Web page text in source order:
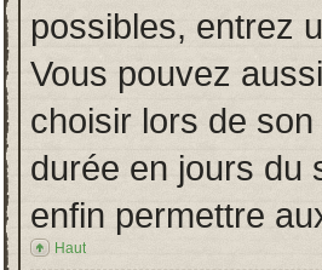
possibles, entrez
Vous pouvez
choisir lors de
durée en jours du
enfin permettre
Haut